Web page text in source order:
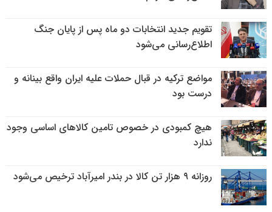
تقویم جدید انتخابات دو ماه پس از پایان جنگ
اطلاع‌رسانی می‌شود
مواضع ترکیه در قبال حملات علیه ایران واقع بینانه و
درست بود
هیچ کمبودی در خصوص تامین کالاهای اساسی وجود
ندارد
روزانه ۹ هزار تن کالا در بندر امیرآباد ترخیص می‌شود